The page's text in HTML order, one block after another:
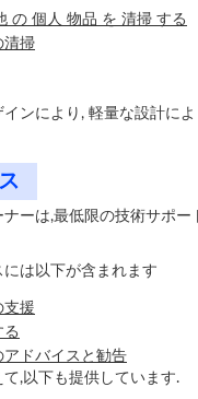
の 個人 物品 を 清掃 する
清掃
ンにより, 軽量な設計に
ーは,最低限の技術サポ
は以下が含まれます
支援
ドバイスと勧告
,以下も提供しています.